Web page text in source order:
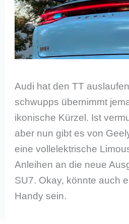
Audi hat den TT
schwupps übernimmt
ikonische Kürzel. Ist
aber nun gibt es von
eine vollelektrische
Anleihen an die neue
SU7. Okay, könnte auch
Handy sein.